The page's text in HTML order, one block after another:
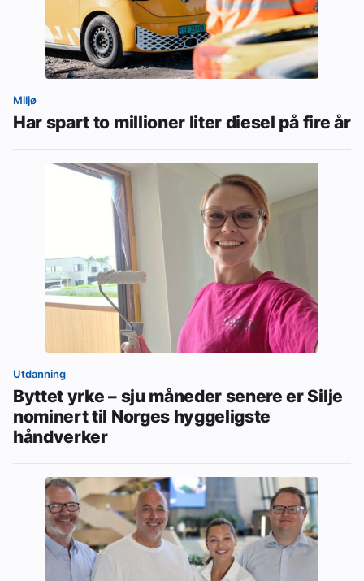
Miljø
Har spart to millioner liter diesel på fire år
Utdanning
Byttet yrke – sju måneder senere er Silje
nominert til Norges hyggeligste
håndverker